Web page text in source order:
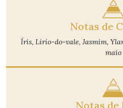
Notas de
Íris, Lírio-do-vale, Jasmim,
maio
Notas de